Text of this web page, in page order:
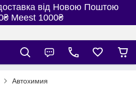
від Новою Поштою
Meest 1000₴
Автохимия